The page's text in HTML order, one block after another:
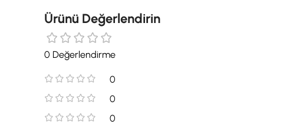
Ürünü Değerlendirin
0 Değerlendirme
0
0
0